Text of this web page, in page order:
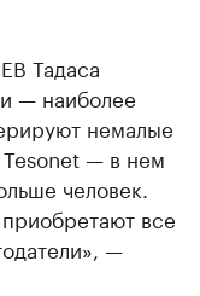
Тадаса
— наиболее
немалые
— в нем
человек.
все
—